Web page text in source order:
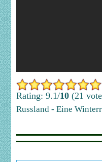
Rating: 9.1/10 (21
Russland - Eine